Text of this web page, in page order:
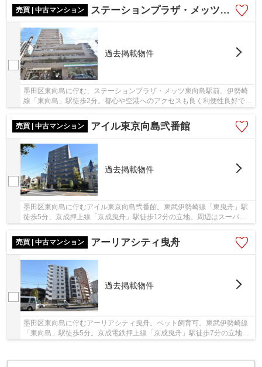
売買 | 中古マンション
ステーションプラザ・メッツ東向島駅前
過去掲載物件
墨田区東向島に佇む、ステーションプラザ・メッツ東向島駅前。伊勢崎
線「東向島」駅徒歩2分。都心や空港へのアクセスも良く利便性良好で
売買 | 中古マンション
アイル東京向島弐番館
過去掲載物件
墨田区東向島に佇むアイル東京向島弐番館。東武伊勢崎線「東曳舟」駅
徒歩5分、京成押上線「京成曳舟」駅徒歩12分の立地。周辺はスーパー
売買 | 中古マンション
アーリアシティ曳舟
過去掲載物件
墨田区東向島に佇むアーリアシティ曳舟。ペット飼育可。東武伊勢崎線
「東向島」駅徒歩5分。京成電鉄押上線「京成曳舟」駅徒歩7分の立地で